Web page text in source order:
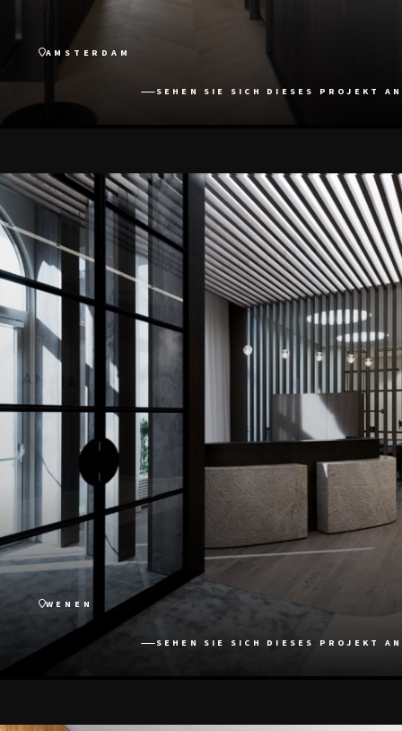
AMSTERDAM
SEHEN SIE SICH DIESES PROJEKT AN
WENEN
SEHEN SIE SICH DIESES PROJEKT AN